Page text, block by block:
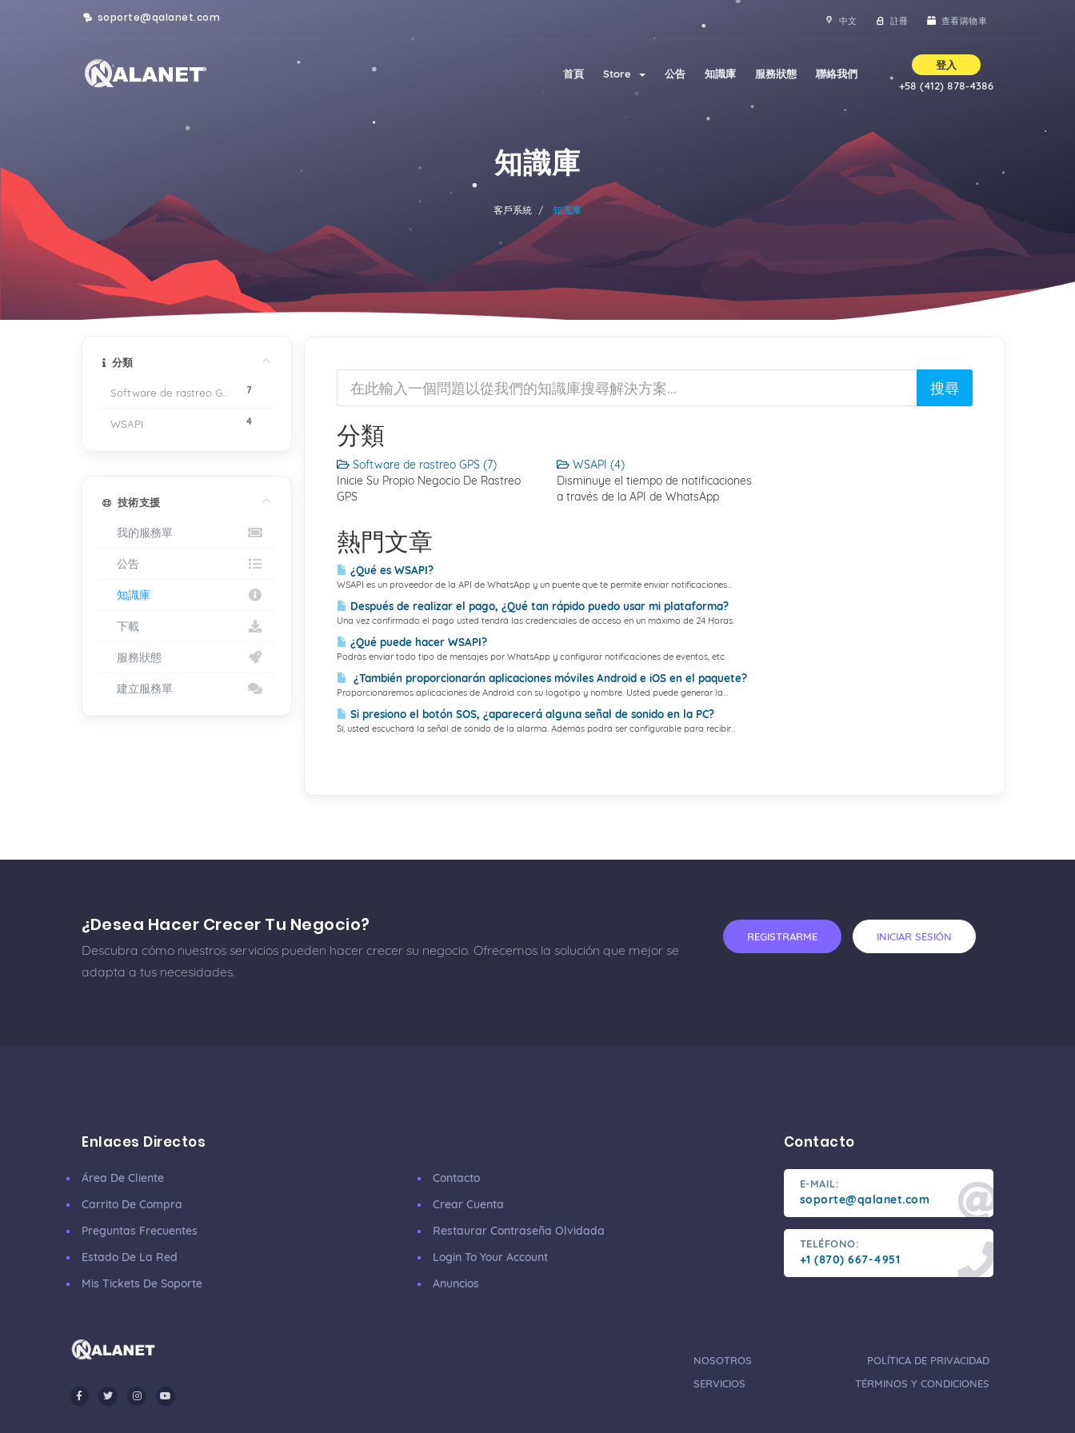
soporte@qalanet.com 中文 註冊 查看購物車
首頁 Store 公告 知識庫 服務狀態 聯絡我們
登入
+58 (412) 878-4386
知識庫
客戶系統 知識庫
分類
7
4
WSAPI 分類
Software de rastreo GPS (7)
Inicie Su Propio Negocio De Rastreo
GPS
WSAPI (4)
Disminuye el tiempo de notificaciones
a través de la API de WhatsApp
熱門文章
¿Qué es WSAPI?
WSAPI es un proveedor de la API de WhatsApp y un puente que te permite enviar notificaciones...
Después de realizar el pago, ¿Qué tan rápido puedo usar mi plataforma?
Una vez confirmado el pago usted tendrá las credenciales de acceso en un máximo de 24 Horas.
¿Qué puede hacer WSAPI?
Podrás enviar todo tipo de mensajes por WhatsApp y configurar notificaciones de eventos, etc.
¿También proporcionarán aplicaciones móviles Android e iOS en el paquete?
Proporcionaremos aplicaciones de Android con su logotipo y nombre. Usted puede generar la...
Si presiono el botón SOS, ¿aparecerá alguna señal de sonido en la PC?
Sí, usted escuchará la señal de sonido de la alarma. Además podrá ser configurable para recibir...
技術支援
我的服務單
公告
知識庫
下載
服務狀態
建立服務單
¿Desea Hacer Crecer Tu Negocio?
Descubra cómo nuestros servicios pueden hacer crecer su negocio. Ofrecemos la solución que mejor se
adapta a tus necesidades.
REGISTRARME INICIAR SESIÓN
Enlaces Directos
Área De Cliente
Carrito De Compra
Preguntas Frecuentes
Estado De La Red
Mis Tickets De Soporte
Contacto
Crear Cuenta
Restaurar Contraseña Olvidada
Login To Your Account
Anuncios
Contacto
E-MAIL:
soporte@qalanet.com
TELÉFONO:
+1 (870) 667-4951
NOSOTROS
SERVICIOS
POLÍTICA DE PRIVACIDAD
TÉRMINOS Y CONDICIONES